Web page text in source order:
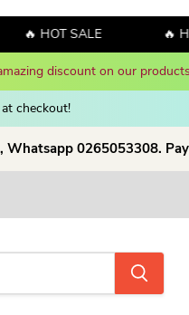
🔥 HOT SALE 🔥
discount on our
checkout!
0265053308.